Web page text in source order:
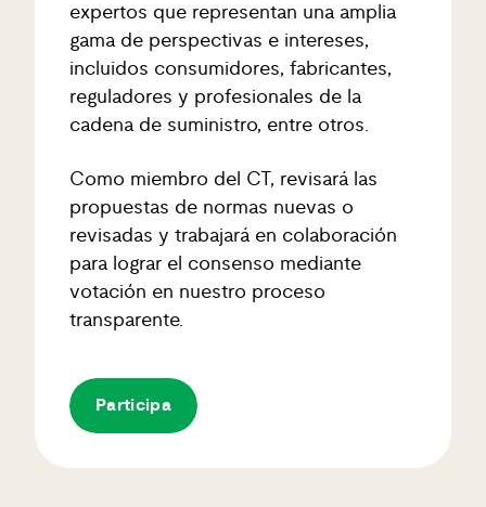
expertos que representan una amplia
gama de perspectivas e intereses,
incluidos consumidores, fabricantes,
reguladores y profesionales de la
cadena de suministro, entre otros.
Como miembro del CT, revisará las
propuestas de normas nuevas o
revisadas y trabajará en colaboración
para lograr el consenso mediante
votación en nuestro proceso
transparente.
Participa